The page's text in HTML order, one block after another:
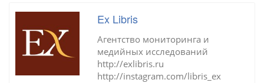
Ex Libris
Агентство мониторинга и
медийных исследований
http://exlibris.ru
http://instagram.com/libris_ex